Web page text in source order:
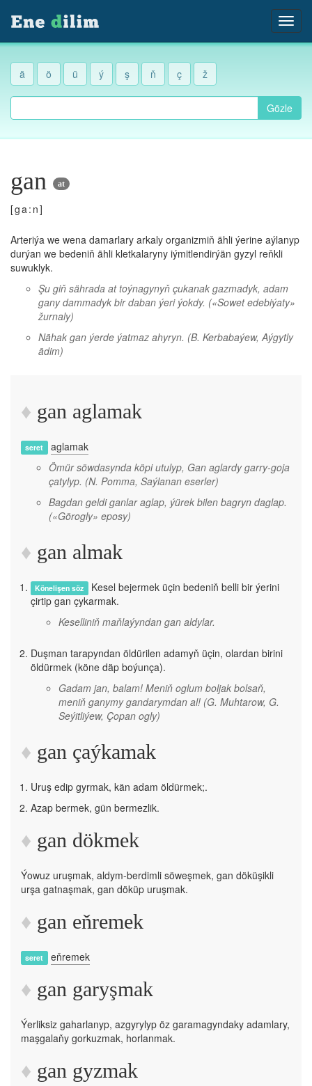
ä ö ü ý ş ň ç ž
Gözle
gan at
[ga:n]
Arteriýa we wena damarlary arkaly organizmiň ähli ýerine aýlanyp
durýan we bedeniň ähli kletkalaryny iýmitlendirýän gyzyl reňkli
suwuklyk.
Şu giň sährada at toýnagynyň çukanak gazmadyk, adam
gany dammadyk bir daban ýeri ýokdy. («Sowet edebiýaty»
žurnaly)
Nähak gan ýerde ýatmaz ahyryn. (B. Kerbabaýew, Aýgytly
ädim)
gan aglamak
seret
aglamak
Ömür söwdasynda köpi utulyp, Gan aglardy garry-goja
çatylyp. (N. Pomma, Saýlanan eserler)
Bagdan geldi ganlar aglap, ýürek bilen bagryn daglap.
(«Görogly» eposy)
gan almak
Könelişen söz Kesel bejermek üçin bedeniň belli bir ýerini
çirtip gan çykarmak.
Keselliniň maňlaýyndan gan aldylar.
Duşman tarapyndan öldürilen adamyň üçin, olardan birini
öldürmek (köne däp boýunça).
Gadam jan, balam! Meniň oglum boljak bolsaň,
meniň ganymy gandarymdan al! (G. Muhtarow, G.
Seýitliýew, Çopan ogly)
gan çaýkamak
Uruş edip gyrmak, kän adam öldürmek;.
Azap bermek, gün bermezlik.
gan dökmek
Ýowuz uruşmak, aldym-berdimli söweşmek, gan döküşikli
urşa gatnaşmak, gan döküp uruşmak.
gan eňremek
seret eňremek
gan garyşmak
Ýerliksiz gaharlanyp, azgyrylyp öz garamagyndaky adamlary,
maşgalaňy gorkuzmak, horlanmak.
gan gyzmak